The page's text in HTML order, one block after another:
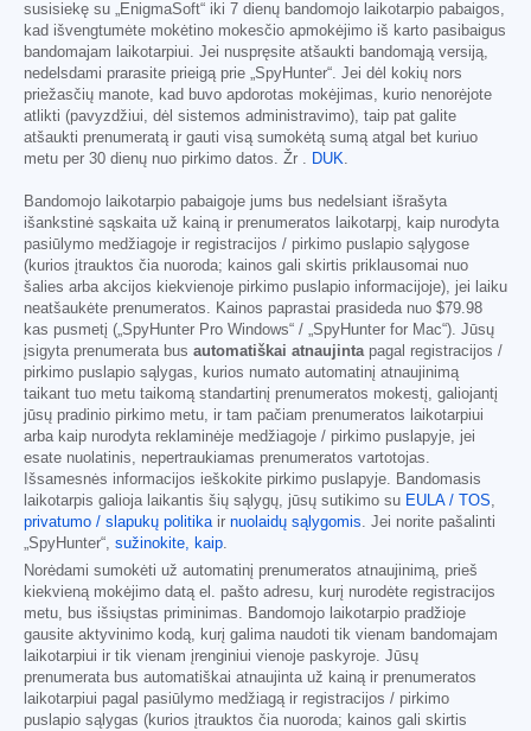
susisiekę su „EnigmaSoft“ iki 7 dienų bandomojo laikotarpio pabaigos,
kad išvengtumėte mokėtino mokesčio apmokėjimo iš karto pasibaigus
bandomajam laikotarpiui. Jei nuspręsite atšaukti bandomąją versiją,
nedelsdami prarasite prieigą prie „SpyHunter“. Jei dėl kokių nors
priežasčių manote, kad buvo apdorotas mokėjimas, kurio nenorėjote
atlikti (pavyzdžiui, dėl sistemos administravimo), taip pat galite
atšaukti prenumeratą ir gauti visą sumokėtą sumą atgal bet kuriuo
metu per 30 dienų nuo pirkimo datos. Žr . DUK.
Bandomojo laikotarpio pabaigoje jums bus nedelsiant išrašyta
išankstinė sąskaita už kainą ir prenumeratos laikotarpį, kaip nurodyta
pasiūlymo medžiagoje ir registracijos / pirkimo puslapio sąlygose
(kurios įtrauktos čia nuoroda; kainos gali skirtis priklausomai nuo
šalies arba akcijos kiekvienoje pirkimo puslapio informacijoje), jei laiku
neatšaukėte prenumeratos. Kainos paprastai prasideda nuo $79.98
kas pusmetį („SpyHunter Pro Windows“ / „SpyHunter for Mac“). Jūsų
įsigyta prenumerata bus automatiškai atnaujintapagal registracijos /
pirkimo puslapio sąlygas, kurios numato automatinį atnaujinimą
taikant tuo metu taikomą standartinį prenumeratos mokestį, galiojantį
jūsų pradinio pirkimo metu, ir tam pačiam prenumeratos laikotarpiui
arba kaip nurodyta reklaminėje medžiagoje / pirkimo puslapyje, jei
esate nuolatinis, nepertraukiamas prenumeratos vartotojas.
Išsamesnės informacijos ieškokite pirkimo puslapyje. Bandomasis
laikotarpis galioja laikantis šių sąlygų, jūsų sutikimo su EULA / TOS,
privatumo / slapukų politikair nuolaidų sąlygomis. Jei norite pašalinti
„SpyHunter“, sužinokite, kaip.
Norėdami sumokėti už automatinį prenumeratos atnaujinimą, prieš
kiekvieną mokėjimo datą el. pašto adresu, kurį nurodėte registracijos
metu, bus išsiųstas priminimas. Bandomojo laikotarpio pradžioje
gausite aktyvinimo kodą, kurį galima naudoti tik vienam bandomajam
laikotarpiui ir tik vienam įrenginiui vienoje paskyroje. Jūsų
prenumerata bus automatiškai atnaujinta už kainą ir prenumeratos
laikotarpiui pagal pasiūlymo medžiagą ir registracijos / pirkimo
puslapio sąlygas (kurios įtrauktos čia nuoroda; kainos gali skirtis